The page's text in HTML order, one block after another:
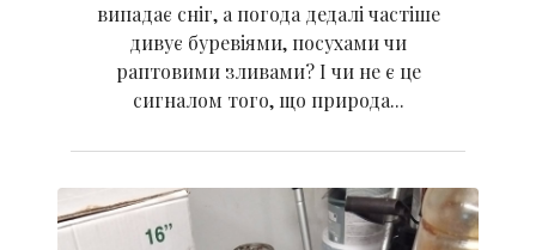
випадає сніг, а погода дедалі частіше
дивує буревіями, посухами чи
раптовими зливами? І чи не є це
сигналом того, що природа...